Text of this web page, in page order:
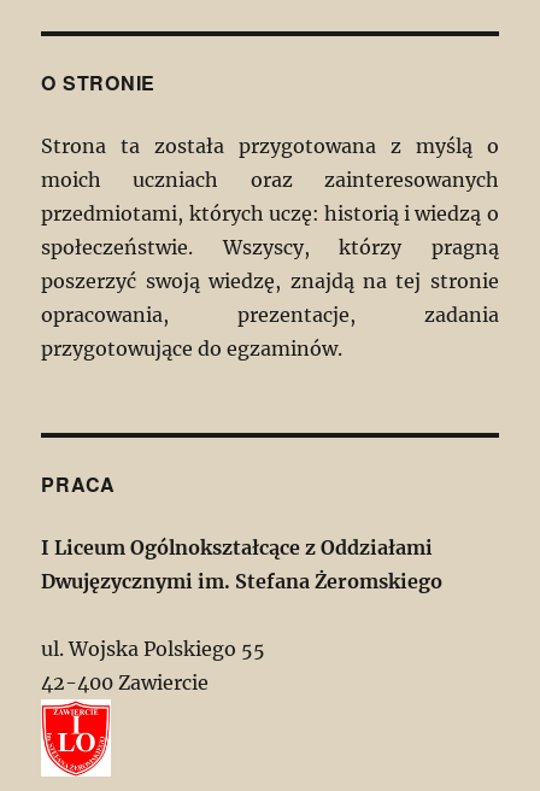
O STRONIE
Strona ta została przygotowana z myślą o
moich uczniach oraz zainteresowanych
przedmiotami, których uczę: historią i wiedzą o
społeczeństwie. Wszyscy, którzy pragną
poszerzyć swoją wiedzę, znajdą na tej stronie
opracowania, prezentacje, zadania
przygotowujące do egzaminów.
PRACA
I Liceum Ogólnokształcące z Oddziałami
Dwujęzycznymi im. Stefana Żeromskiego
ul. Wojska Polskiego 55
42-400 Zawiercie